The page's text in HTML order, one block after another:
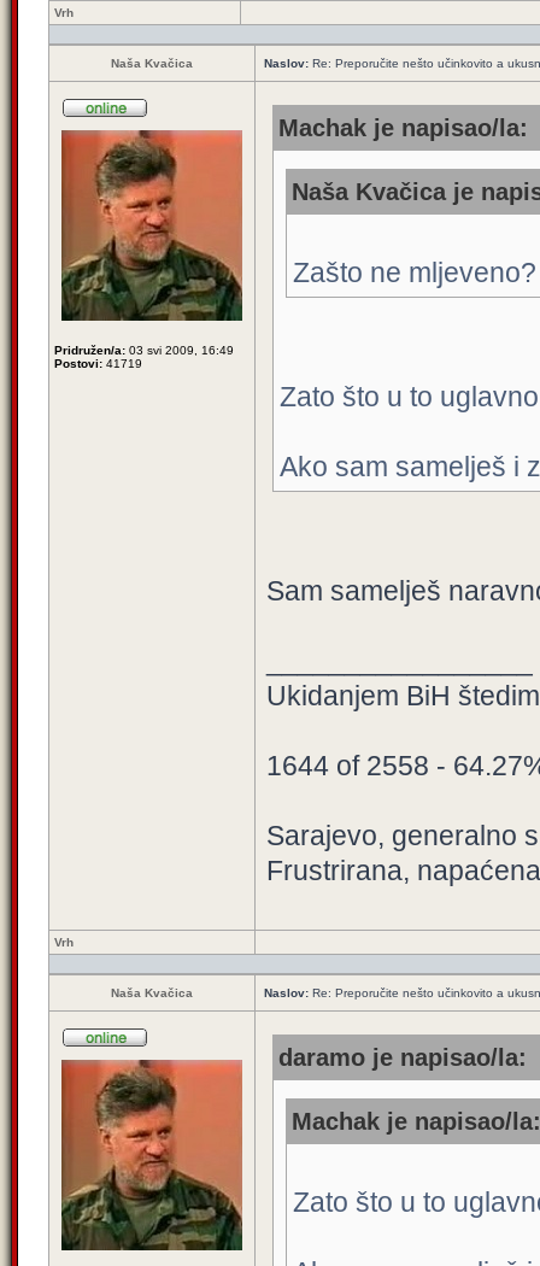
Vrh
Naša Kvačica Naslov: Re: Preporučite nešto učinkovito a
Pridružen/a: 03 svi 2009, 16:49
Postovi: 41719
Machak je napisao/la:
Naša Kvačica je
Zašto ne mljeveno?
Zato što u to
Ako sam samelješ i
Sam samelješ
Ukidanjem BiH
1644 of 2558 -
Sarajevo, generalno
Frustrirana,
Vrh
Naša Kvačica Naslov: Re: Preporučite nešto učinkovito a
daramo je napisao/la:
Machak je napisao/la:
Zato što u to